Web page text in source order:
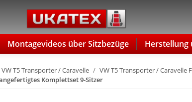
Montagevideos über Sitzbezüge Herstellung
VW T5 Transporter / Caravelle
VW T5 Transporter / Caravelle
Komplettset 9-Sitzer